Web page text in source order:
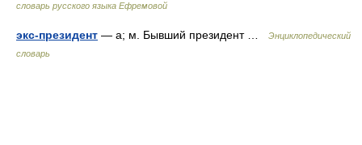
словарь русского языка Ефремовой
экс-президент — а; м. Бывший президент …
Энциклопедический
словарь